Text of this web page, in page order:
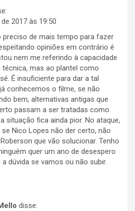
2017 às 19:50
preciso de mais tempo para fazer
opiniões em contrário é
nem me referindo à capacidade
mas ao plantel como
É insuficiente para dar a tal
conhecemos o filme, se não
bem, alternativas antigas que
passam a ser tratadas como
situação fica ainda pior. No ataque,
Nico Lopes não der certo, não
que vão solucionar. Tenho
quer um ano de desespero
dúvida se vamos ou não subir.
disse: